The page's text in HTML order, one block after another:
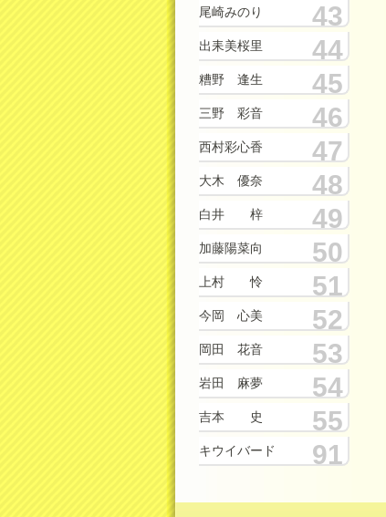
尾崎みのり 43
出耒美桜里 44
糟野 逢生 45
三野 彩音 46
西村彩心香 47
大木 優奈 48
白井 梓 49
加藤陽菜向 50
上村 怜 51
今岡 心美 52
岡田 花音 53
岩田 麻夢 54
吉本 史 55
キウイバード 91